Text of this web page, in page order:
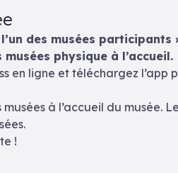
des musées participants ›
physique à l’accueil.
en ligne et téléchargez l’app
à l’accueil du musée.
!